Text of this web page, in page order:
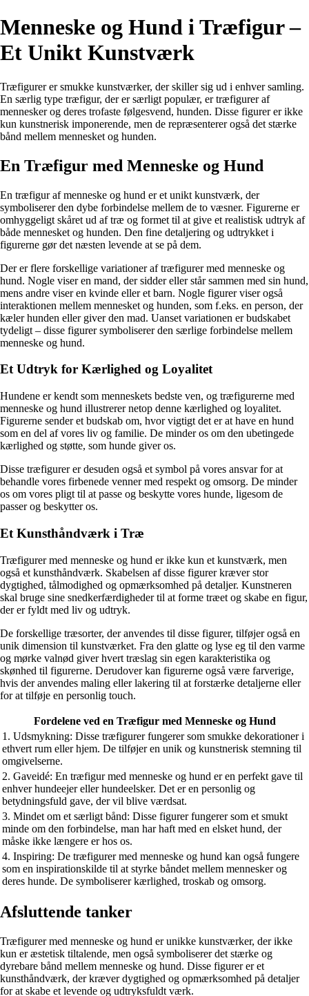
Menneske og Hund i Træfigur –
Et Unikt Kunstværk
Træfigurer er smukke kunstværker, der skiller sig ud i enhver samling.
En særlig type træfigur, der er særligt populær, er træfigurer af
mennesker og deres trofaste følgesvend, hunden. Disse figurer er ikke
kun kunstnerisk imponerende, men de repræsenterer også det stærke
bånd mellem mennesket og hunden.
En Træfigur med Menneske og Hund
En træfigur af menneske og hund er et unikt kunstværk, der
symboliserer den dybe forbindelse mellem de to væsner. Figurerne er
omhyggeligt skåret ud af træ og formet til at give et realistisk udtryk af
både mennesket og hunden. Den fine detaljering og udtrykket i
figurerne gør det næsten levende at se på dem.
Der er flere forskellige variationer af træfigurer med menneske og
hund. Nogle viser en mand, der sidder eller står sammen med sin hund,
mens andre viser en kvinde eller et barn. Nogle figurer viser også
interaktionen mellem mennesket og hunden, som f.eks. en person, der
kæler hunden eller giver den mad. Uanset variationen er budskabet
tydeligt – disse figurer symboliserer den særlige forbindelse mellem
menneske og hund.
Et Udtryk for Kærlighed og Loyalitet
Hundene er kendt som menneskets bedste ven, og træfigurerne med
menneske og hund illustrerer netop denne kærlighed og loyalitet.
Figurerne sender et budskab om, hvor vigtigt det er at have en hund
som en del af vores liv og familie. De minder os om den ubetingede
kærlighed og støtte, som hunde giver os.
Disse træfigurer er desuden også et symbol på vores ansvar for at
behandle vores firbenede venner med respekt og omsorg. De minder
os om vores pligt til at passe og beskytte vores hunde, ligesom de
passer og beskytter os.
Et Kunsthåndværk i Træ
Træfigurer med menneske og hund er ikke kun et kunstværk, men
også et kunsthåndværk. Skabelsen af disse figurer kræver stor
dygtighed, tålmodighed og opmærksomhed på detaljer. Kunstneren
skal bruge sine snedkerfærdigheder til at forme træet og skabe en figur,
der er fyldt med liv og udtryk.
De forskellige træsorter, der anvendes til disse figurer, tilføjer også en
unik dimension til kunstværket. Fra den glatte og lyse eg til den varme
og mørke valnød giver hvert træslag sin egen karakteristika og
skønhed til figurerne. Derudover kan figurerne også være farverige,
hvis der anvendes maling eller lakering til at forstærke detaljerne eller
for at tilføje en personlig touch.
Fordelene ved en Træfigur med Menneske og Hund
1. Udsmykning: Disse træfigurer fungerer som smukke dekorationer i
ethvert rum eller hjem. De tilføjer en unik og kunstnerisk stemning til
omgivelserne.
2. Gaveidé: En træfigur med menneske og hund er en perfekt gave til
enhver hundeejer eller hundeelsker. Det er en personlig og
betydningsfuld gave, der vil blive værdsat.
3. Mindet om et særligt bånd: Disse figurer fungerer som et smukt
minde om den forbindelse, man har haft med en elsket hund, der
måske ikke længere er hos os.
4. Inspiring: De træfigurer med menneske og hund kan også fungere
som en inspirationskilde til at styrke båndet mellem mennesker og
deres hunde. De symboliserer kærlighed, troskab og omsorg.
Afsluttende tanker
Træfigurer med menneske og hund er unikke kunstværker, der ikke
kun er æstetisk tiltalende, men også symboliserer det stærke og
dyrebare bånd mellem menneske og hund. Disse figurer er et
kunsthåndværk, der kræver dygtighed og opmærksomhed på detaljer
for at skabe et levende og udtryksfuldt værk.